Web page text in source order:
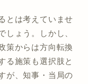
とは考えていませ
しょう。しかし、
策からは方向転換
る施策も選択肢と
が、知事・当局の